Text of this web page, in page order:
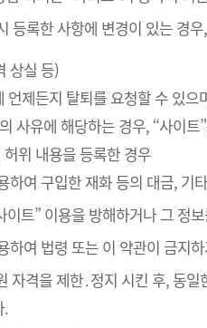
록한 사항에 변경이 있는 경
상실 등)
제든지 탈퇴를 요청할 수 있으
사유에 해당하는 경우, “사이
위 내용을 등록한 경우
하여 구입한 재화 등의 대금, 기
이트” 이용을 방해하거나 그 정
하여 법령 또는 이 약관이 금지
자격을 제한․정지 시킨 후, 동
.